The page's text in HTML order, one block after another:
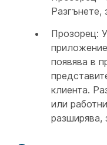
Разгънете,
Прозорец:
появява в
клиента.
или
разширява,